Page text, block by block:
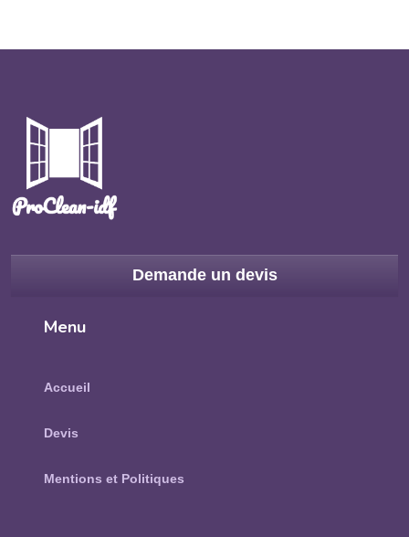
Demande un devis
Menu
Accueil
Devis
Mentions et Politiques